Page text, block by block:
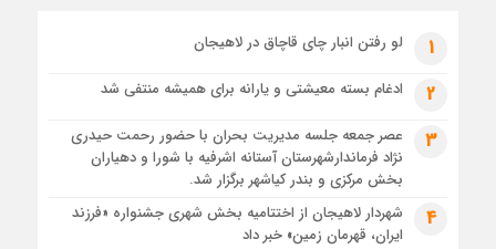
3 هفته قبل
رئوف
تصاویر هوایی مراسم تشییع پیکر مطهر آقای شهید ایران – مشهد
مراسم تشییع پیکر مطهر آقای شهید ایران – مشهد
1 لو رفتن انبار چای قاچاق در لاهیجان
2 ادغام بسته معیشتی و یارانه برای همیشه منتفی شد
3
عصر جمعه جلسه مدیریت بحران با حضور رحمت حیدری
نژاد فرماندارشهرستان آستانه اشرفیه با شورا و دهیاران
بخش مرکزی و بندر کیاشهر برگزار شد.
4
شهردار لاهیجان از اختتامیه بخش شهری جشنواره «فرزند
ایران، قهرمان زمین» خبر داد